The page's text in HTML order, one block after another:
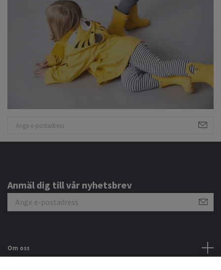
Anmäl dig till vår nyhetsbrev
Om oss